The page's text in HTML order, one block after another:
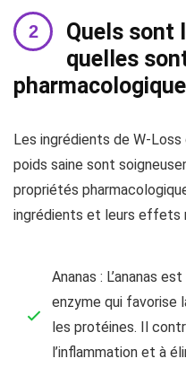
Quels sont
quelles
Les ingrédients de W-
poids saine sont
propriétés
ingrédients et leurs effets
Ananas : L’ananas
enzyme qui favorise
les protéines. Il
l’inflammation et à